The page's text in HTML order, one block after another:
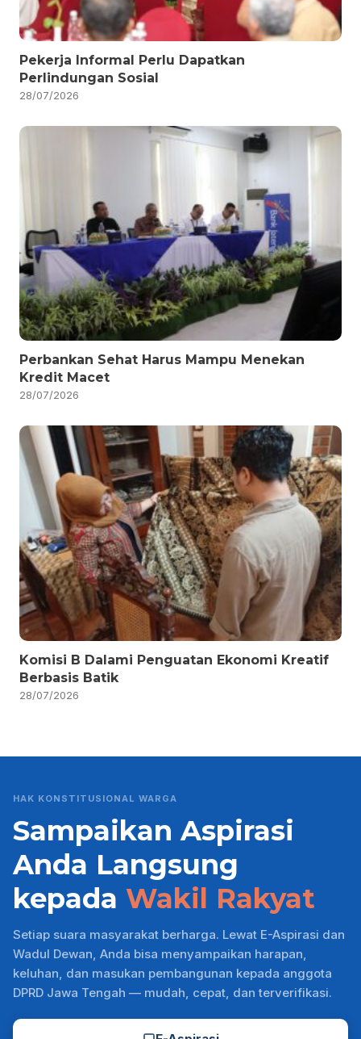
Pekerja Informal Perlu Dapatkan
Perlindungan Sosial
28/07/2026
Perbankan Sehat Harus Mampu Menekan
Kredit Macet
28/07/2026
Komisi B Dalami Penguatan Ekonomi Kreatif
Berbasis Batik
28/07/2026
HAK KONSTITUSIONAL WARGA
Sampaikan Aspirasi
Anda Langsung
kepada Wakil Rakyat
Setiap suara masyarakat berharga. Lewat E-Aspirasi dan
Wadul Dewan, Anda bisa menyampaikan harapan,
keluhan, dan masukan pembangunan kepada anggota
DPRD Jawa Tengah — mudah, cepat, dan terverifikasi.